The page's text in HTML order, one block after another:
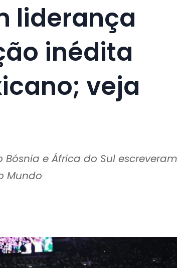
liderança
inédita
veja
e África do Sul escreveram
Mundo